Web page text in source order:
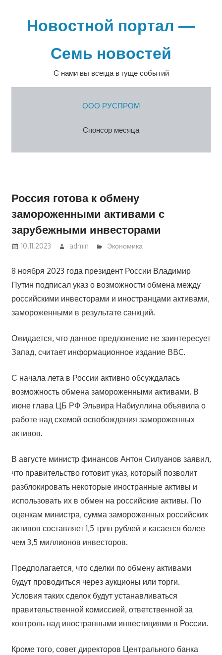
содержимомуНовостной портал —
Семь новостей
С нами вы всегда в гуще событий
ООО РУСПРОМ
Спонсор месяца
Россия готова к обмену
замороженными активами с
зарубежными инвесторами
10.11.2023 admin Экономика
8 ноября 2023 года президент России Владимир
Путин подписал указ о возможности обмена между
российскими инвесторами и иностранцами активами,
замороженными в результате санкций.
Ожидается, что данное предложение не заинтересует
Запад, считает информационное издание BBC.
С начала лета в России активно обсуждалась
возможность обмена замороженными активами. В
июне глава ЦБ РФ Эльвира Набиуллина объявила о
работе над схемой освобождения замороженных
активов.
В августе министр финансов Антон Силуанов заявил,
что правительство готовит указ, который позволит
разблокировать некоторые иностранные активы и
использовать их в обмен на российские активы. По
оценкам министра, сумма замороженных российских
активов составляет 1,5 трлн рублей и касается более
чем 3,5 миллионов инвесторов.
Предполагается, что сделки по обмену активами
будут проводиться через аукционы или торги.
Условия таких сделок будут устанавливаться
правительственной комиссией, ответственной за
контроль над иностранными инвестициями в России.
Кроме того, совет директоров Центрального банка